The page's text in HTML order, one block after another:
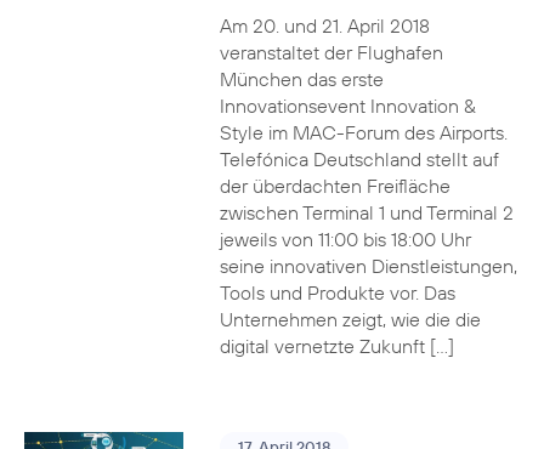
Am 20. und 21. April 2018
veranstaltet der Flughafen
München das erste
Innovationsevent Innovation &
Style im MAC-Forum des Airports.
Telefónica Deutschland stellt auf
der überdachten Freifläche
zwischen Terminal 1 und Terminal 2
jeweils von 11:00 bis 18:00 Uhr
seine innovativen Dienstleistungen,
Tools und Produkte vor. Das
Unternehmen zeigt, wie die die
digital vernetzte Zukunft […]